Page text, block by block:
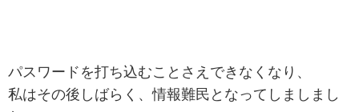
パスワードを打ち込むことさえできなくなり、
私はその後しばらく、情報難民となってしましまし